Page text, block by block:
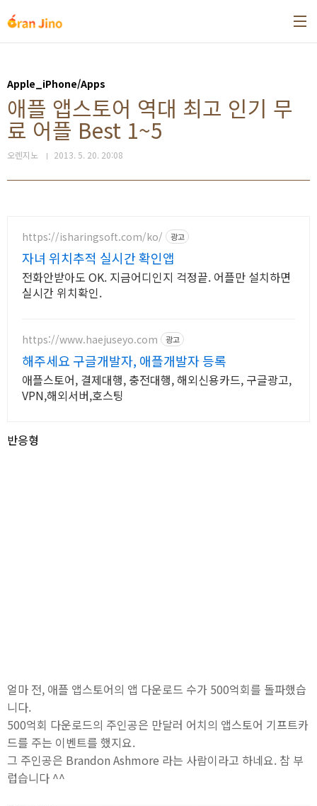
Apple_iPhone/Apps
애플 앱스토어 역대 최고 인기 무
료 어플 Best 1~5
오렌지노 2013. 5. 20. 20:08
https://isharingsoft.com/ko/ 광고
자녀 위치추적 실시간 확인앱
전화안받아도 OK. 지금어디인지 걱정끝. 어플만 설치하면
실시간 위치확인.
https://www.haejuseyo.com 광고
해주세요 구글개발자, 애플개발자 등록
애플스토어, 결제대행, 충전대행, 해외신용카드, 구글광고,
VPN,해외서버,호스팅
반응형
얼마 전, 애플 앱스토어의 앱 다운로드 수가 500억회를 돌파했습
니다.
500억회 다운로드의 주인공은 만달러 어치의 앱스토어 기프트카
드를 주는 이벤트를 했지요.
그 주인공은 Brandon Ashmore 라는 사람이라고 하네요. 참 부
럽습니다 ^^